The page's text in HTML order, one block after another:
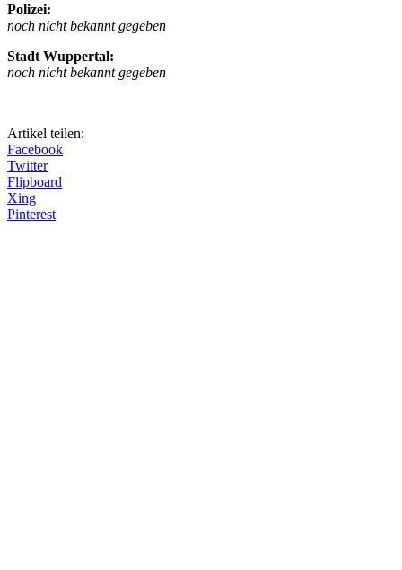
Polizei:
noch nicht bekannt gegeben
Stadt Wuppertal:
noch nicht bekannt gegeben
Artikel teilen:
Facebook
Twitter
Flipboard
Xing
Pinterest